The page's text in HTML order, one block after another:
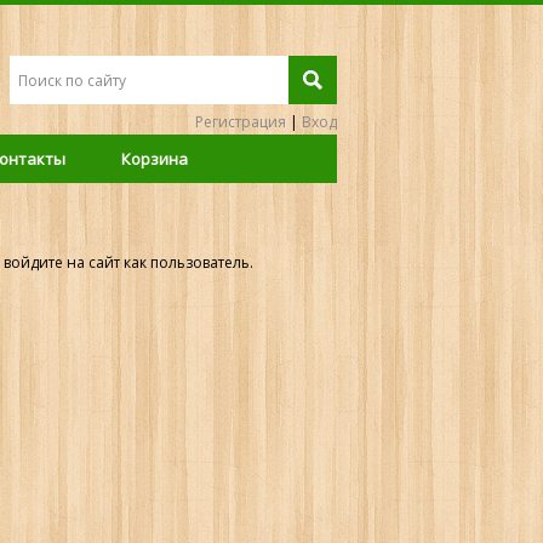
Регистрация | Вход
Корзина
на сайт как пользователь.